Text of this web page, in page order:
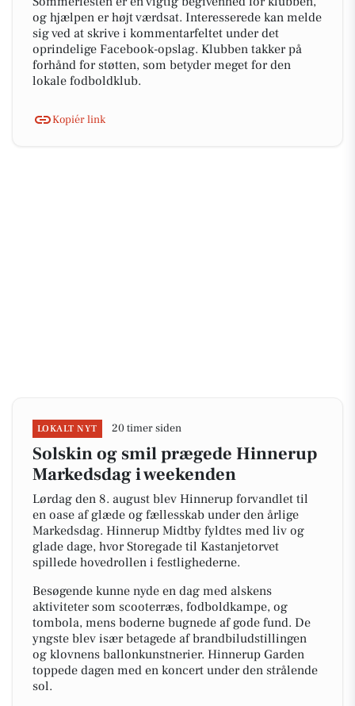
og hjælpen er højt værdsat. Interesserede kan melde
sig ved at skrive i kommentarfeltet under det
oprindelige Facebook-opslag. Klubben takker på
forhånd for støtten, som betyder meget for den
lokale fodboldklub.
Kopiér link
LOKALT NYT 20 timer siden
Solskin og smil prægede Hinnerup
Markedsdag i weekenden
Lørdag den 8. august blev Hinnerup forvandlet til
en oase af glæde og fællesskab under den årlige
Markedsdag. Hinnerup Midtby fyldtes med liv og
glade dage, hvor Storegade til Kastanjetorvet
spillede hovedrollen i festlighederne.
Besøgende kunne nyde en dag med alskens
aktiviteter som scooterræs, fodboldkampe, og
tombola, mens boderne bugnede af gode fund. De
yngste blev især betagede af brandbiludstillingen
og klovnens ballonkunstnerier. Hinnerup Garden
toppede dagen med en koncert under den strålende
sol.